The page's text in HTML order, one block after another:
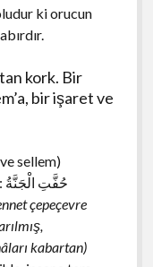
ki orucun
kork. Bir
bir işaret ve
sellem)
çepeçevre
kabartan)